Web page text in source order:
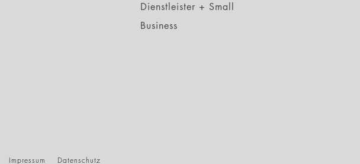
Dienstleister + Small
Business
Impressum Datenschutz